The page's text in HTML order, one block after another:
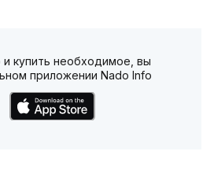
купить необходимое, вы
приложении Nado Info